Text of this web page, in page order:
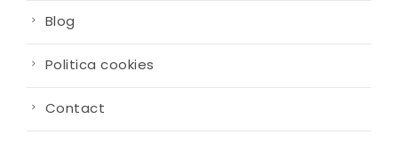
Blog
Politica cookies
Contact